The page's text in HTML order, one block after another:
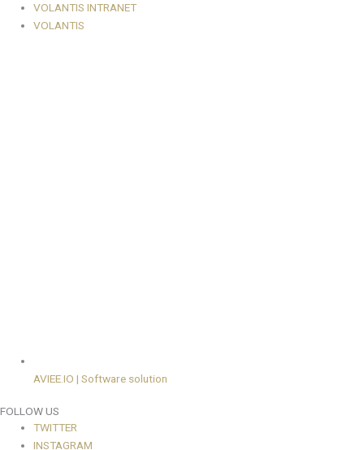
VOLANTIS INTRANET
VOLANTIS
AVIEE.IO | Software solution
FOLLOW US
TWITTER
INSTAGRAM